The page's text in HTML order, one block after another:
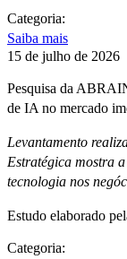
Categoria:
Saiba mais
15 de julho de 2026
Pesquisa da
de IA no mercado
Levantamento
Estratégica mostra
tecnologia nos
Estudo elaborado
Categoria: